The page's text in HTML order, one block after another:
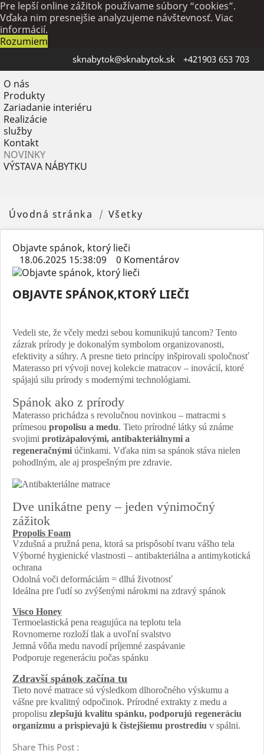
Pre lepší online zážitok používame súbory “cookies”.
Vďaka nim presnejšie analyzujeme návštevnosť. Viac
informácií.
Rozumiem
sknabytok@sknabytok.sk +421903 653 703
O nás
Produkty
Zariadanie interiéru
Realizácie
služby
Kontakt
NOVINKY
VÝSTAVA NÁBYTKU
Úvodná stránka Všetky
Objavte spánok, ktorý lieči
18.06.2025 15:38:09
0 Komentárov
OBJAVTE SPÁNOK,KTORÝ LIEČI
Vedeli ste, že včely medzi sebou komunikujú tancom? Tento
zázrak prírody je dokonalým symbolom organizovanosti,
efektivity a súhry. A presne tieto princípy inšpirovali spoločnosť
Materasso pri vývoji novej kolekcie matracov – inovácií, ktoré
spájajú silu prírody s modernými technológiami.
Spánok ako z prírody
Materasso prichádza s revolučnou novinkou – matracmi s
prímesou propolisu a medu. Tieto prírodné látky sú známe
svojimi protizápalovými, antibakteriálnymi a
regeneračnými účinkami. Vďaka nim sa spánok stáva nielen
pohodlným, ale aj prospešným pre zdravie.
Dve unikátne peny – jeden výnimočný
zážitok
Propolis Foam
Vzdušná a pružná pena, ktorá sa prispôsobí tvaru vášho tela
Výborné hygienické vlastnosti – antibakteriálna a antimykotická
ochrana
Odolná voči deformáciám = dlhá životnosť
Ideálna pre ľudí so zvýšenými nárokmi na zdravý spánok
Visco Honey
Termoelastická pena reagujúca na teplotu tela
Rovnomerne rozloží tlak a uvoľní svalstvo
Jemná vôňa medu navodí príjemné zaspávanie
Podporuje regeneráciu počas spánku
Zdravší spánok začína tu
Tieto nové matrace sú výsledkom dlhoročného výskumu a
vášne pre kvalitný odpočinok. Prírodné extrakty z medu a
propolisu zlepšujú kvalitu spánku, podporujú regeneráciu
organizmu a prispievajú k čistejšiemu prostrediu v spálni.
Share This Post :